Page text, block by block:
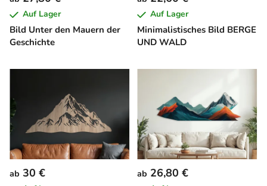
Bild Unter den Mauern der
Geschichte
Auf Lager
Minimalistisches Bild BERGE
UND WALD
Auf Lager
ab 30 € ab 26,80 €